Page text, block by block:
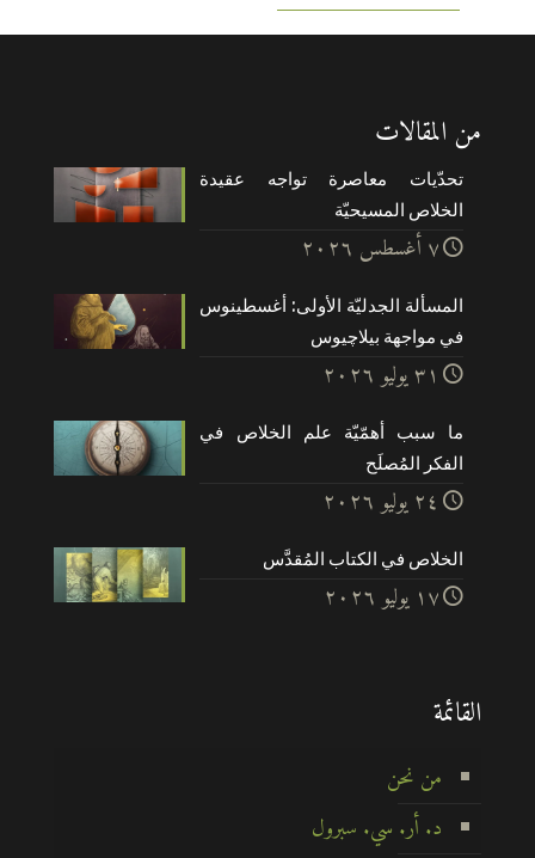
من المقالات
تحدّيات معاصرة تواجه عقيدة
الخلاص المسيحيّة
۷ أغسطس ۲۰۲٦
المسألة الجدليّة الأولى: أغسطينوس
في مواجهة بيلاچيوس
۳۱ يوليو ۲۰۲٦
ما سبب أهمّيّة علم الخلاص في
الفكر المُصلَح
۲٤ يوليو ۲۰۲٦
الخلاص في الكتاب المُقدَّس
۱۷ يوليو ۲۰۲٦
القائمة
من نحن
د. أر. سي. سبرول